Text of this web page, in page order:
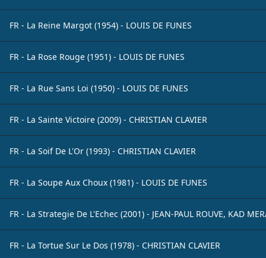
FR - La Reine Margot (1954) - LOUIS DE FUNES
FR - La Rose Rouge (1951) - LOUIS DE FUNES
FR - La Rue Sans Loi (1950) - LOUIS DE FUNES
FR - La Sainte Victoire (2009) - CHRISTIAN CLAVIER
FR - La Soif De L'Or (1993) - CHRISTIAN CLAVIER
FR - La Soupe Aux Choux (1981) - LOUIS DE FUNES
FR - La Strategie De L'Echec (2001) - JEAN-PAUL ROUVE, KAD
FR - La Tortue Sur Le Dos (1978) - CHRISTIAN CLAVIER